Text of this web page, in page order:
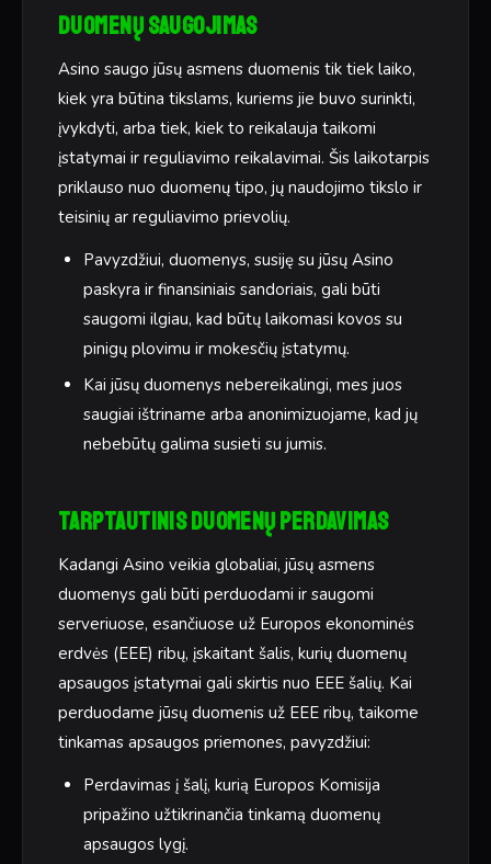
Duomenų saugojimas
Asino saugo jūsų asmens duomenis tik tiek laiko,
kiek yra būtina tikslams, kuriems jie buvo surinkti,
įvykdyti, arba tiek, kiek to reikalauja taikomi
įstatymai ir reguliavimo reikalavimai. Šis laikotarpis
priklauso nuo duomenų tipo, jų naudojimo tikslo ir
teisinių ar reguliavimo prievolių.
Pavyzdžiui, duomenys, susiję su jūsų Asino
paskyra ir finansiniais sandoriais, gali būti
saugomi ilgiau, kad būtų laikomasi kovos su
pinigų plovimu ir mokesčių įstatymų.
Kai jūsų duomenys nebereikalingi, mes juos
saugiai ištriname arba anonimizuojame, kad jų
nebebūtų galima susieti su jumis.
Tarptautinis duomenų perdavimas
Kadangi Asino veikia globaliai, jūsų asmens
duomenys gali būti perduodami ir saugomi
serveriuose, esančiuose už Europos ekonominės
erdvės (EEE) ribų, įskaitant šalis, kurių duomenų
apsaugos įstatymai gali skirtis nuo EEE šalių. Kai
perduodame jūsų duomenis už EEE ribų, taikome
tinkamas apsaugos priemones, pavyzdžiui:
Perdavimas į šalį, kurią Europos Komisija
pripažino užtikrinančia tinkamą duomenų
apsaugos lygį.